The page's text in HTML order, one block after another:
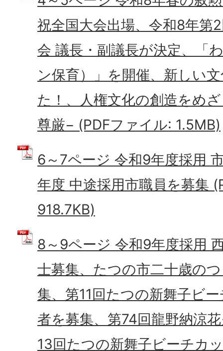
祝全国大会出場、令和8年第
会 議長・副議長が決定、「
ン保育）」を開催、新しい
た！、人権文化の創造をめ
尊厳− (PDFファイル: 1.5MB)
6～7ページ 令和9年度採用
年度 中途採用市職員を募集
918.7KB)
8～9ページ 令和9年度採用
士募集、たつの市二十歳の
集、第11回たつの新舞子ビ
者を募集、第74回龍野納涼
13回たつの新舞子ビーチカ